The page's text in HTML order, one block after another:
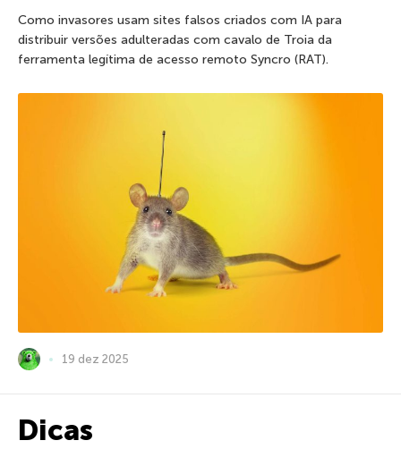
Como invasores usam sites falsos criados com IA para
distribuir versões adulteradas com cavalo de Troia da
ferramenta legítima de acesso remoto Syncro (RAT).
19 dez 2025
Dicas